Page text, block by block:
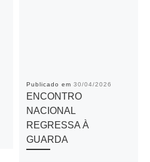
Publicado em 30/04/2026
ENCONTRO
NACIONAL
REGRESSA À
GUARDA